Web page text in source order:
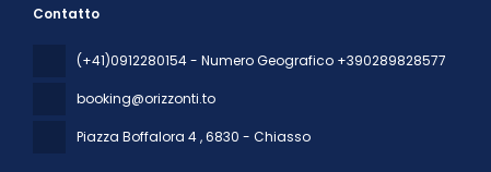
Contatto
(+41)0912280154 - Numero Geografico +390289828577
booking@orizzonti.to
Piazza Boffalora 4, 6830 - Chiasso